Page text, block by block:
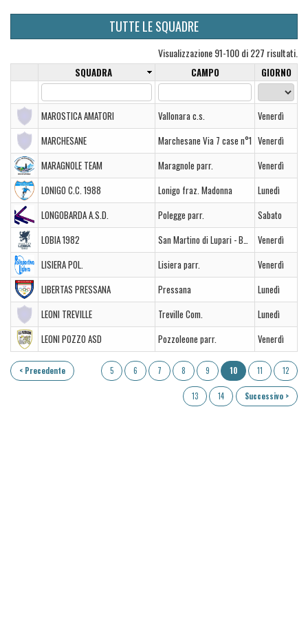
TUTTE LE SQUADRE
Visualizzazione 91-100 di 227 risultati.
SQUADRA CAMPO GIORNO
MAROSTICA AMATORI Vallonara c.s.
Venerdì
MARCHESANE
Marchesane Via 7 case n°1 Venerdì
MARAGNOLE TEAM
Maragnole parr.
Venerdì
LONIGO C.C. 1988
Lonigo fraz. Madonna
Lunedì
LONGOBARDA A.S.D.
Polegge parr.
Sabato
LOBIA 1982
San Martino di Lupari - Borghetto
Venerdì
LISIERA POL.
Lisiera parr.
Venerdì
LIBERTAS PRESSANA
Pressana
Lunedì
LEONI TREVILLE
Treville Com.
Lunedì
LEONI POZZO ASD
Pozzoleone parr. Venerdì
< Precedente 5 6 7 8 9 10 11 12
13 14 Successivo >